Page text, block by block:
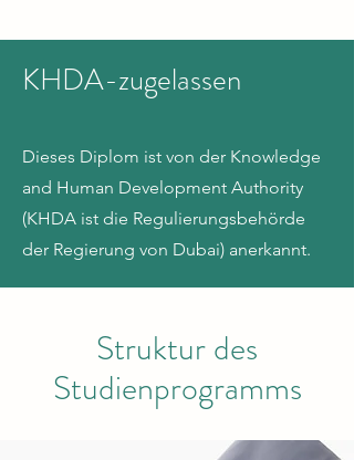
KHDA-zugelassen
Dieses Diplom ist von der Knowledge
and Human Development Authority
(KHDA ist die Regulierungsbehörde
der Regierung von Dubai) anerkannt.
Struktur des
Studienprogramms